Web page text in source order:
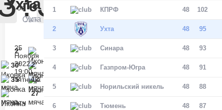
генерация
Сыктывкар
2’
Илья Рубцов
30’
Александр Кузьминых
35’
25
Ноября
2022,
19:00
Пятница
матч
Ухта
Ухта
2’
12’
27’
Матч-центр
БЕТСИТИ Суперлига, Финал
30 Мая 2026
УСК «Ухта». Ухта
Ухта 5
1 КПРФ 48 102
2 Ухта 48 95
3 Синара 48 93
4 Газпром-Югра 48 91
5 Норильский никель 48 88
6 Тюмень 48 87